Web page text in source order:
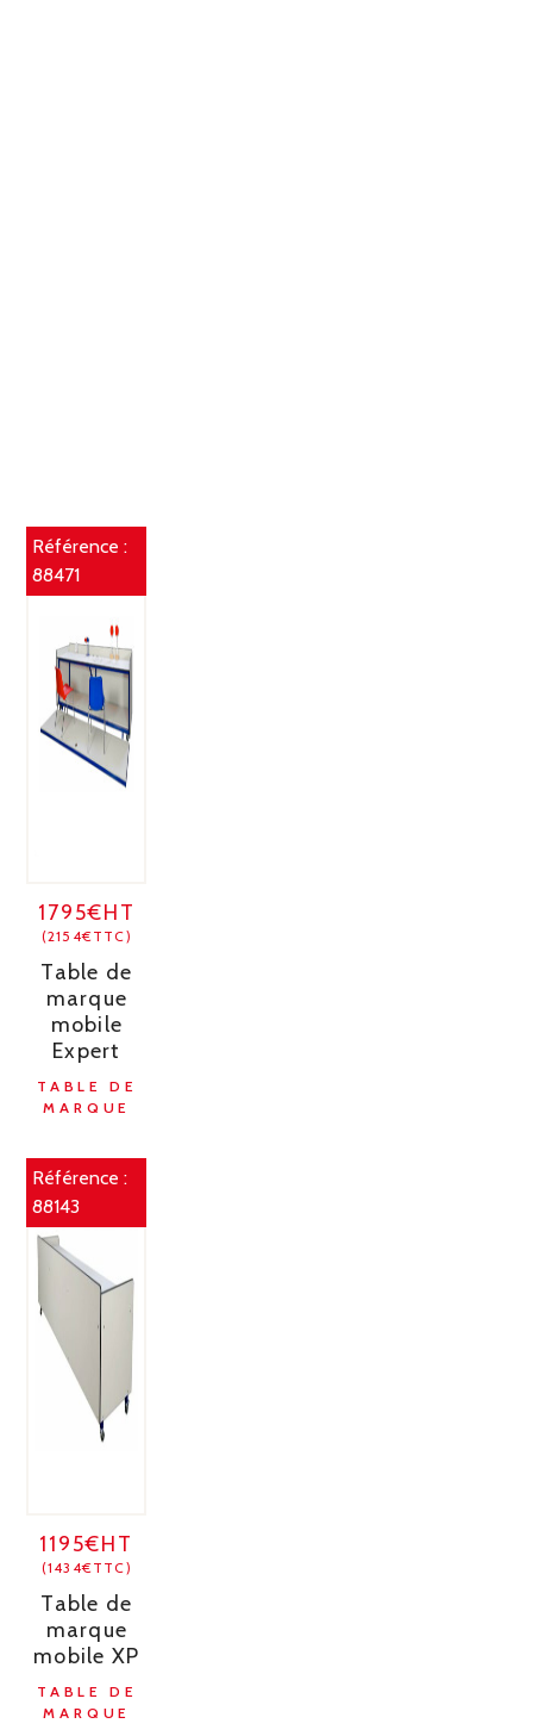
Référence :
88471
1795€HT
(2154€TTC)
Table de
marque
mobile
Expert
TABLE DE
MARQUE
Référence :
88143
1195€HT
(1434€TTC)
Table de
marque
mobile XP
TABLE DE
MARQUE